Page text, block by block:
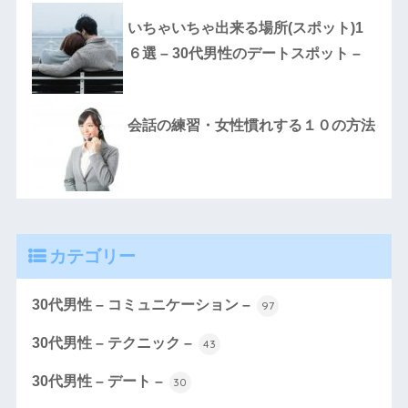
いちゃいちゃ出来る場所(スポット)1
６選 – 30代男性のデートスポット –
会話の練習・女性慣れする１０の方法
カテゴリー
30代男性 – コミュニケーション – 97
30代男性 – テクニック – 43
30代男性 – デート – 30